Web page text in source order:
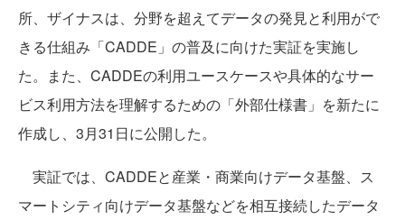
所、ザイナスは、分野を超えてデータの発見と利用がで
きる仕組み「CADDE」の普及に向けた実証を実施し
た。また、CADDEの利用ユースケースや具体的なサー
ビス利用方法を理解するための「外部仕様書」を新たに
作成し、3月31日に公開した。
実証では、CADDEと産業・商業向けデータ基盤、ス
マートシティ向けデータ基盤などを相互接続したデータ